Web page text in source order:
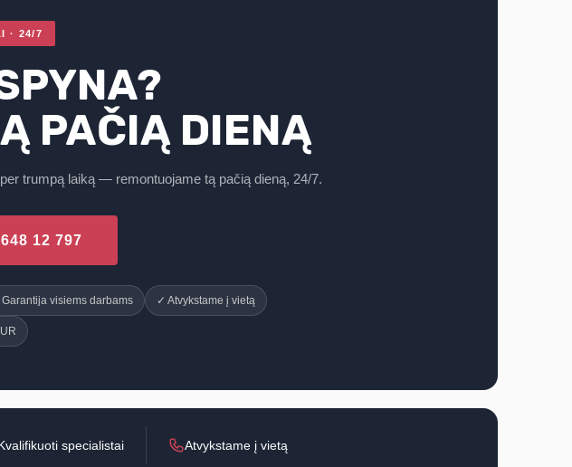
· 24/7
PAČIĄ DIENĄ
trumpą laiką — remontuojame tą pačią dieną, 24/7.
12 797
visiems darbams ✓ Atvykstame į vietą
specialistai Atvykstame į vietą